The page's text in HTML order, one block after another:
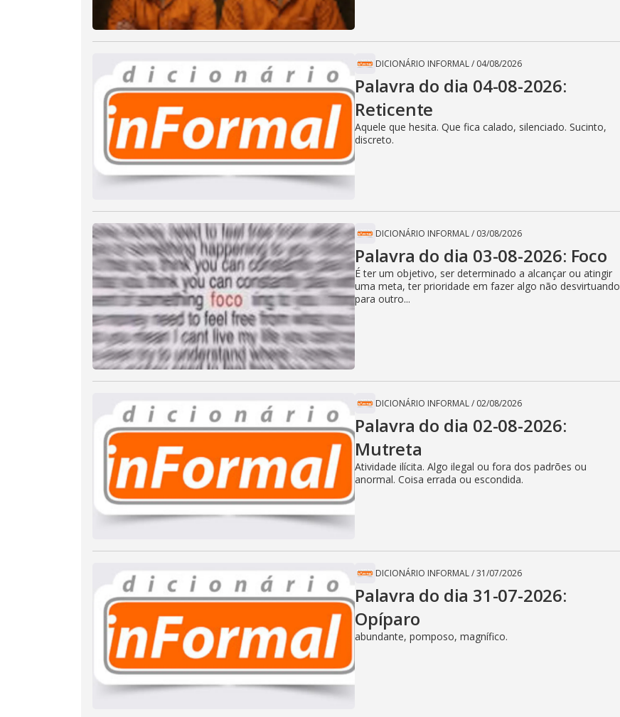
DICIONÁRIO INFORMAL/ 04/08/2026
Palavra do dia 04-08-2026:
Reticente
Aquele que hesita. Que fica calado, silenciado. Sucinto,
discreto.
DICIONÁRIO INFORMAL/ 03/08/2026
Palavra do dia 03-08-2026: Foco
É ter um objetivo, ser determinado a alcançar ou atingir
uma meta, ter prioridade em fazer algo não desvirtuando
para outro...
DICIONÁRIO INFORMAL/ 02/08/2026
Palavra do dia 02-08-2026:
Mutreta
Atividade ilícita. Algo ilegal ou fora dos padrões ou
anormal. Coisa errada ou escondida.
DICIONÁRIO INFORMAL/31/07/2026
Palavra do dia 31-07-2026:
Opíparo
abundante, pomposo, magnífico.